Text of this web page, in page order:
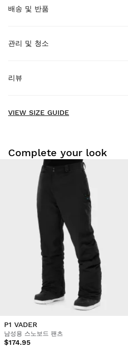
배송 및 반품
택배
집에서 편안하게 저희 제품을 입어
내에 반품하실 수 있습니다.
사용자 계정에서 주문하신 상품을
원래 결제 수단으로 환불해 드립니다.
관리 및 청소
리뷰
VIEW SIZE GUIDE
Complete your look
P1 VADER
남성용 스노보드 팬츠
$174.95